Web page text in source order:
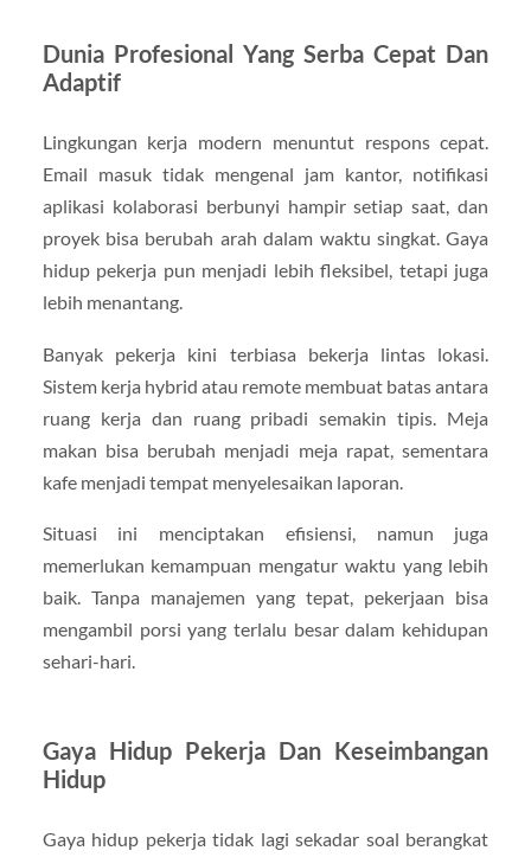
Dunia Profesional Yang Serba Cepat Dan
Adaptif
Lingkungan kerja modern menuntut respons cepat.
Email masuk tidak mengenal jam kantor, notifikasi
aplikasi kolaborasi berbunyi hampir setiap saat, dan
proyek bisa berubah arah dalam waktu singkat. Gaya
hidup pekerja pun menjadi lebih fleksibel, tetapi juga
lebih menantang.
Banyak pekerja kini terbiasa bekerja lintas lokasi.
Sistem kerja hybrid atau remote membuat batas antara
ruang kerja dan ruang pribadi semakin tipis. Meja
makan bisa berubah menjadi meja rapat, sementara
kafe menjadi tempat menyelesaikan laporan.
Situasi ini menciptakan efisiensi, namun juga
memerlukan kemampuan mengatur waktu yang lebih
baik. Tanpa manajemen yang tepat, pekerjaan bisa
mengambil porsi yang terlalu besar dalam kehidupan
sehari-hari.
Gaya Hidup Pekerja Dan Keseimbangan
Hidup
Gaya hidup pekerja tidak lagi sekadar soal berangkat